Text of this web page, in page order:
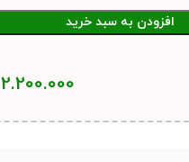
افزودن به سبد خرید
2.200.000